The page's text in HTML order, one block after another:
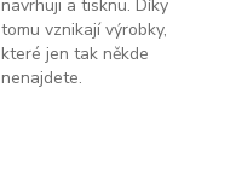
navrhuji a tisknu. Díky
tomu vznikají výrobky,
které jen tak někde
nenajdete.